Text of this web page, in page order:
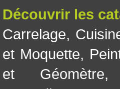
Découvrir les
Carrelage,
et Moquette,
et Géomètre